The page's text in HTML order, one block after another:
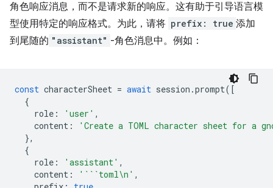
角色响应消息，而不是请求新的响应。这有助于引导语言模
型使用特定的响应格式。为此，请将 prefix: true 添加
到尾随的 "assistant" -角色消息中。例如：
const characterSheet = await session .prompt([
{
role : 'user' ,
content :
'Create a TOML character sheet for a
},
{
role : 'assistant' ,
content : '```toml\n' ,